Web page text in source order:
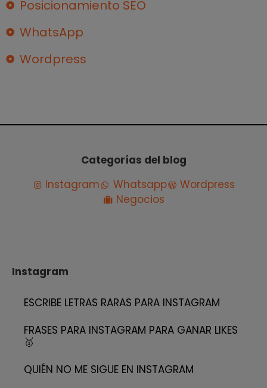
Posicionamiento SEO
WhatsApp
Wordpress
Categorías del blog
Instagram
Whatsapp
Wordpress
Negocios
Instagram
ESCRIBE LETRAS RARAS PARA INSTAGRAM
FRASES PARA INSTAGRAM PARA GANAR LIKES
🥇
QUIÉN NO ME SIGUE EN INSTAGRAM